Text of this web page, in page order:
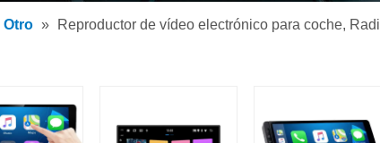
Otro »
Reproductor de vídeo electrónico para coche,